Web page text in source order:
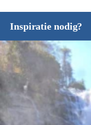
Inspiratie nodig?